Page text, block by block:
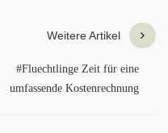
Weitere Artikel
#Fluechtlinge Zeit für eine
umfassende Kostenrechnung